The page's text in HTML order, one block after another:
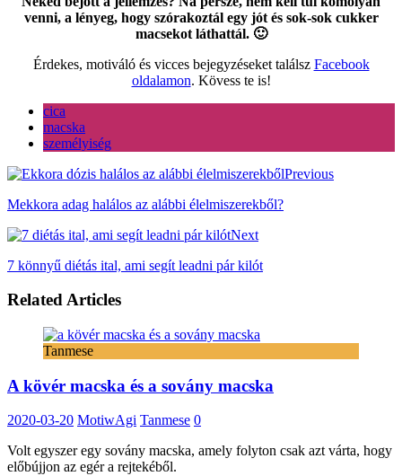
venni, a lényeg, hogy szórakoztál egy jót és sok-sok cukker
macsekot láthattál. 🙂
Érdekes, motiváló és vicces bejegyzéseket találsz Facebook
oldalamon. Kövess te is!
cica
macska
személyiség
Previous
Mekkora adag halálos az alábbi élelmiszerekből?
Next
7 könnyű diétás ital, ami segít leadni pár kilót
Related Articles
Tanmese
A kövér macska és a sovány macska
2020-03-20 MotiwAgi Tanmese 0
Volt egyszer egy sovány macska, amely folyton csak azt várta, hogy
előbújjon az egér a rejtekéből.